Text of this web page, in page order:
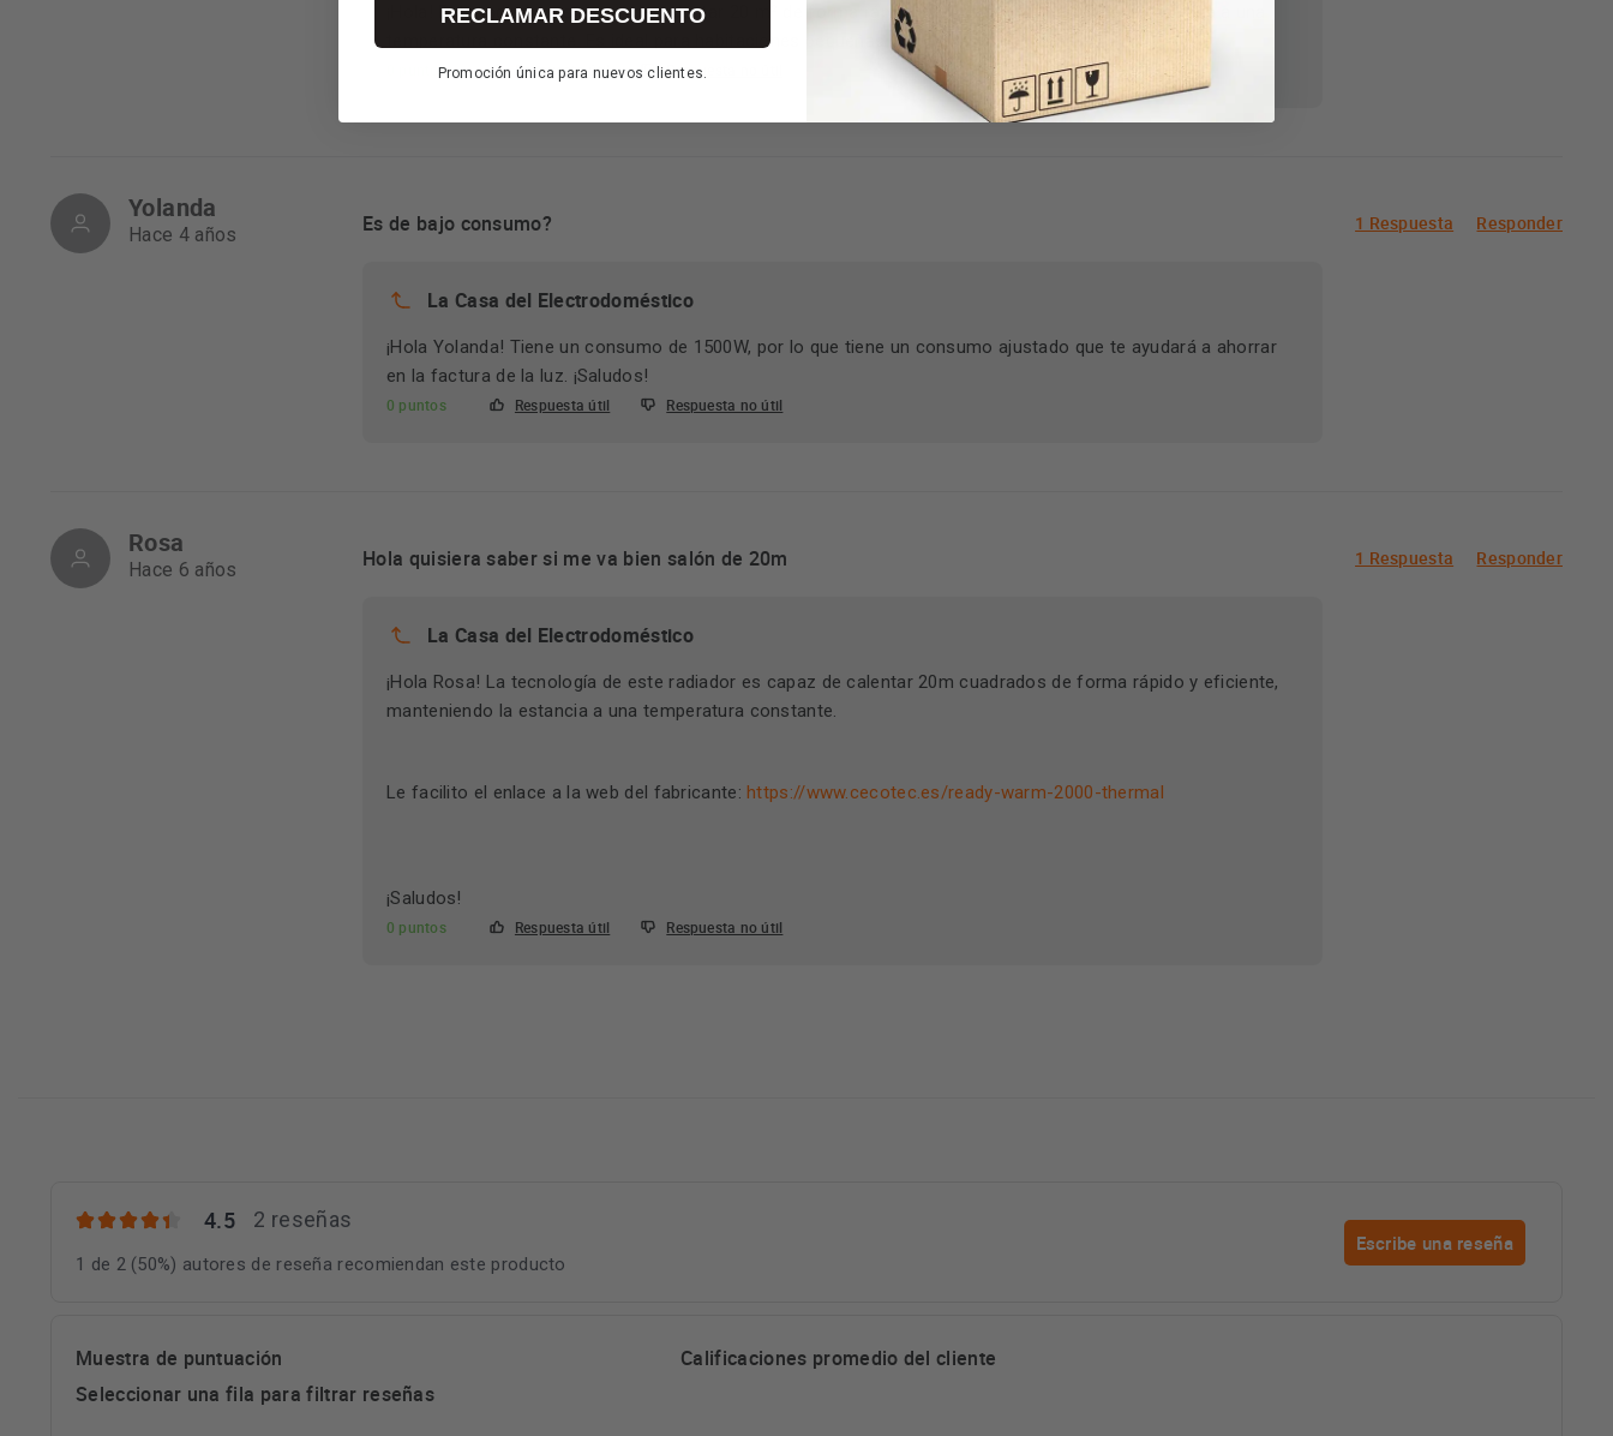
¡Hola! Este radiador es capaz de calentar 20 m² de forma rápida y eficiente, manteniendo la estancia a una
temperatura constante. Es ideal para habitaciones pequeñas o cuartos de baño. ¡Saludos!
0 puntos Respuesta útil Respuesta no útil
Yolanda
Hace 4 años
1 Respuesta Responder
Es de bajo consumo?
La Casa del Electrodoméstico
¡Hola Yolanda! Tiene un consumo de 1500W, por lo que tiene un consumo ajustado que te ayudará a ahorrar
en la factura de la luz. ¡Saludos!
0 puntos Respuesta útil Respuesta no útil
Rosa
Hace 6 años
1 Respuesta Responder
Hola quisiera saber si me va bien salón de 20m
La Casa del Electrodoméstico
¡Hola Rosa! La tecnología de este radiador es capaz de calentar 20m cuadrados de forma rápido y eficiente,
manteniendo la estancia a una temperatura constante.
Le facilito el enlace a la web del fabricante:https://www.cecotec.es/ready-warm-2000-thermal
¡Saludos!
0 puntos Respuesta útil Respuesta no útil
4.5 2 reseñas
1 de 2 (50%) autores de reseña recomiendan este producto
Escribe una reseña
Muestra de puntuación
Seleccionar una fila para filtrar reseñas
Calificaciones promedio del cliente
RECLAMAR DESCUENTO
Promoción única para nuevos clientes.